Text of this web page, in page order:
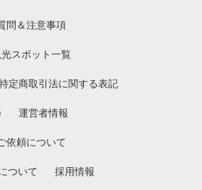
問＆注意事項
スポット一覧
定商取引法に関する表記
運営者情報
依頼について
ついて 採用情報